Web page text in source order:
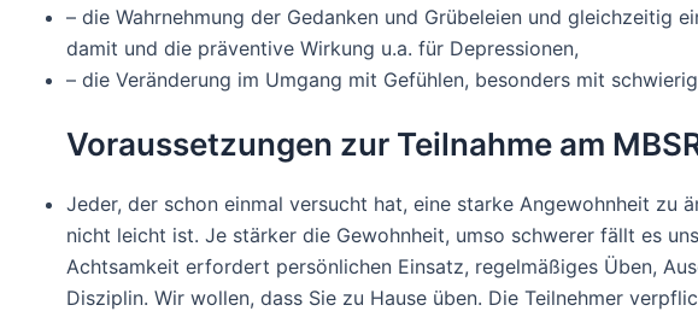
– die Wahrnehmung der Gedanken und Grübeleien und gleichzeitig
damit und die präventive Wirkung u.a. für Depressionen,
– die Veränderung im Umgang mit Gefühlen, besonders mit
Voraussetzungen zur Teilnahme am
Jeder, der schon einmal versucht hat, eine starke Angewohnheit zu
nicht leicht ist. Je stärker die Gewohnheit, umso schwerer fällt es
Achtsamkeit erfordert persönlichen Einsatz, regelmäßiges Üben,
Disziplin. Wir wollen, dass Sie zu Hause üben. Die Teilnehmer